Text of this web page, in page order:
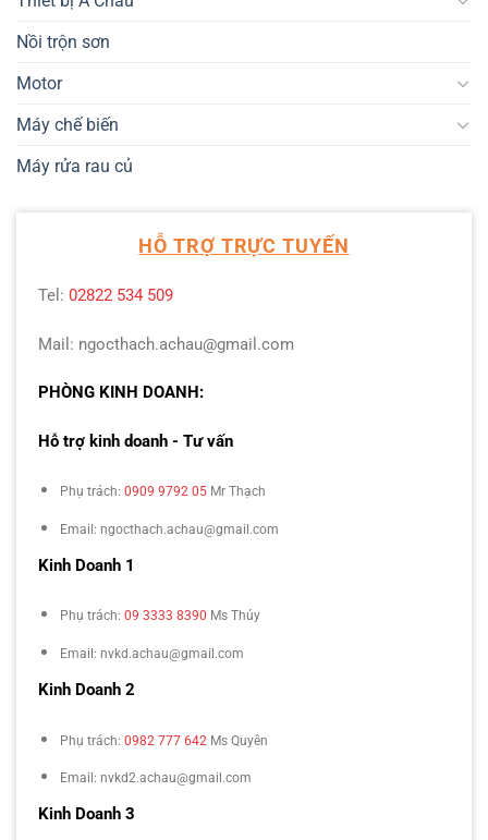
Nồi trộn sơn
Motor
Máy chế biến
Máy rửa rau củ
HỖ TRỢ TRỰC TUYẾN
Tel: 02822 534 509
Mail: ngocthach.achau@gmail.com
PHÒNG KINH DOANH:
Hỗ trợ kinh doanh - Tư vấn
Phụ trách: 0909 9792 05 Mr Thạch
Email: ngocthach.achau@gmail.com
Kinh Doanh 1
Phụ trách: 09 3333 8390 Ms Thúy
Email: nvkd.achau@gmail.com
Kinh Doanh 2
Phụ trách: 0982 777 642 Ms Quyên
Email: nvkd2.achau@gmail.com
Kinh Doanh 3